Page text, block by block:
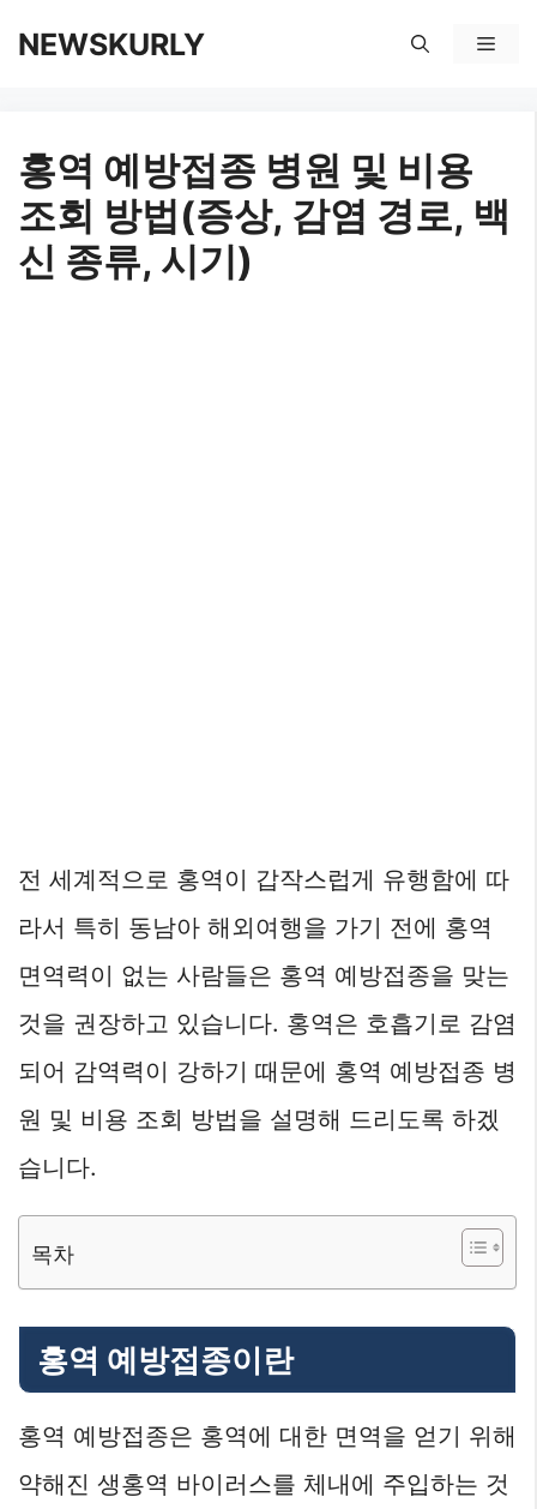
로
건
너
NEWSKURLY
메
홍역 예방접종 병원 및 비용
조회 방법(증상, 감염 경로, 백
신 종류, 시기)
전 세계적으로 홍역이 갑작스럽게 유행함에 따
라서 특히 동남아 해외여행을 가기 전에 홍역
면역력이 없는 사람들은 홍역 예방접종을 맞는
것을 권장하고 있습니다. 홍역은 호흡기로 감염
되어 감역력이 강하기 때문에 홍역 예방접종 병
원 및 비용 조회 방법을 설명해 드리도록 하겠
습니다.
목차
홍역 예방접종이란
홍역 예방접종은 홍역에 대한 면역을 얻기 위해
약해진 생홍역 바이러스를 체내에 주입하는 것